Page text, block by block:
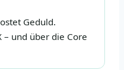
Geduld.
– und über die Core